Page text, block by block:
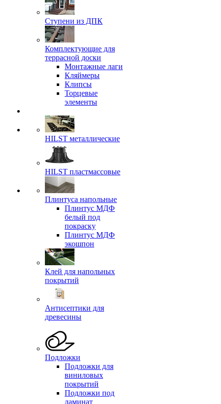
Ступени из ДПК
Комплектующие для
террасной доски
Монтажные лаги
Кляймеры
Клипсы
Торцевые
элементы
HILST металлические
HILST пластмассовые
Плинтуса напольные
Плинтус МДФ
белый под
покраску
Плинтус МДФ
экошпон
Клей для напольных
покрытий
Антисептики для
древесины
Подложки
Подложки для
виниловых
покрытий
Подложки под
ламинат